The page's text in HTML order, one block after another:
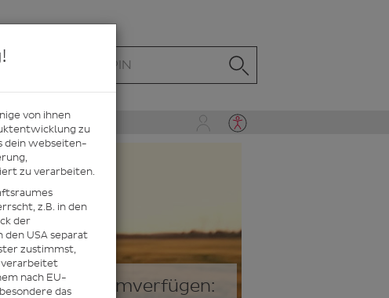
verfolgen/umverfügen:
von ihnen
zu
dein webseiten-
zu verarbeiten.
z.B. in den
der
USA separat
zustimmst,
verarbeitet
nach EU-
das